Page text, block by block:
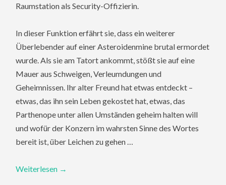
Raumstation als Security-Offizierin.
In dieser Funktion erfährt sie, dass ein weiterer
Überlebender auf einer Asteroidenmine brutal ermordet
wurde. Als sie am Tatort ankommt, stößt sie auf eine
Mauer aus Schweigen, Verleumdungen und
Geheimnissen. Ihr alter Freund hat etwas entdeckt –
etwas, das ihn sein Leben gekostet hat, etwas, das
Parthenope unter allen Umständen geheim halten will
und wofür der Konzern im wahrsten Sinne des Wortes
bereit ist, über Leichen zu gehen …
Weiterlesen →